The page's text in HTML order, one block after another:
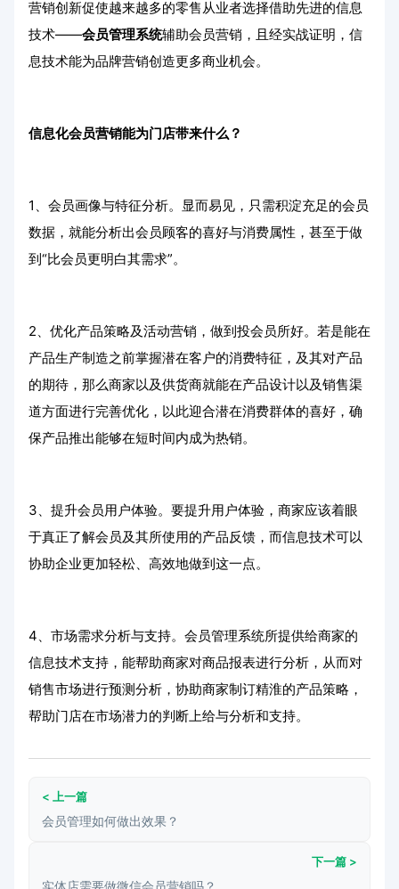
营销创新促使越来越多的零售从业者选择借助先进的信息
技术——会员管理系统辅助会员营销，且经实战证明，信
息技术能为品牌营销创造更多商业机会。
信息化会员营销能为门店带来什么？
1、会员画像与特征分析。显而易见，只需积淀充足的会员
数据，就能分析出会员顾客的喜好与消费属性，甚至于做
到“比会员更明白其需求”。
2、优化产品策略及活动营销，做到投会员所好。若是能在
产品生产制造之前掌握潜在客户的消费特征，及其对产品
的期待，那么商家以及供货商就能在产品设计以及销售渠
道方面进行完善优化，以此迎合潜在消费群体的喜好，确
保产品推出能够在短时间内成为热销。
3、提升会员用户体验。要提升用户体验，商家应该着眼
于真正了解会员及其所使用的产品反馈，而信息技术可以
协助企业更加轻松、高效地做到这一点。
4、市场需求分析与支持。会员管理系统所提供给商家的
信息技术支持，能帮助商家对商品报表进行分析，从而对
销售市场进行预测分析，协助商家制订精淮的产品策略，
帮助门店在市场潜力的判断上给与分析和支持。
< 上一篇
会员管理如何做出效果？
下一篇 >
实体店需要做微信会员营销吗？